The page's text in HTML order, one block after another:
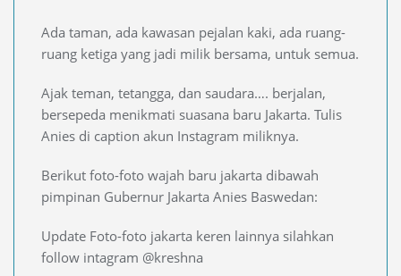
Ada taman, ada kawasan pejalan kaki, ada ruang-
ruang ketiga yang jadi milik bersama, untuk semua.
Ajak teman, tetangga, dan saudara…. berjalan,
bersepeda menikmati suasana baru Jakarta. Tulis
Anies di caption akun Instagram miliknya.
Berikut foto-foto wajah baru jakarta dibawah
pimpinan Gubernur Jakarta Anies Baswedan:
Update Foto-foto jakarta keren lainnya silahkan
follow intagram @kreshna